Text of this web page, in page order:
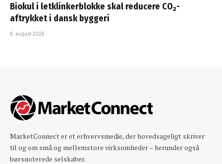
Biokul i letklinkerblokke skal reducere CO₂-
aftrykket i dansk byggeri
6. august 2026
MarketConnect er et erhvervsmedie, der hovedsageligt skriver
til og om små og mellemstore virksomheder – herunder også
børsnoterede selskaber.